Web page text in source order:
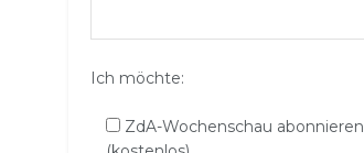
Ich möchte:
ZdA-Wochenschau abonnieren